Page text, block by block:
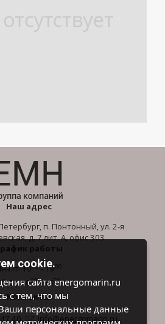
Наш адрес
п. Понтонный, ул. 2-я
д. 7 лит. А, офис 303
работы
Пт: 1000- 1900
Вс: 1000- 1600
Контакты
40 info@energomarin.ru
cookie.
сайта energomarin.ru
с тем, что мы
персональные данные